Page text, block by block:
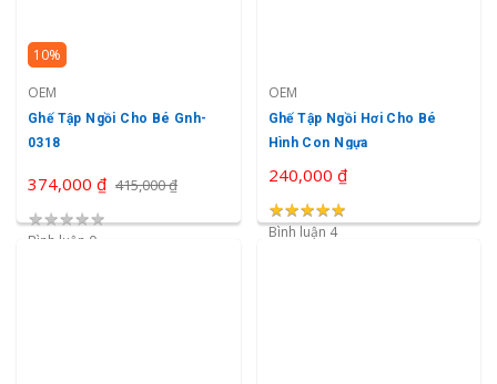
10%
OEM
Ghế Tập Ngồi Cho Bé Gnh-
0318
374,000 ₫ 415,000 ₫
★★★★★
Bình luận 0
OEM
Ghế Tập Ngồi Hơi Cho Bé
Hình Con Ngựa
240,000 ₫
★★★★★
★★★★★
Bình luận 4